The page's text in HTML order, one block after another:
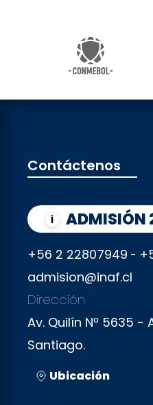
Contáctenos
ADMISIÓN
+56 2 22807949 -
admision@inaf.cl
Dirección
Av. Quilín Nº 5635 -
Santiago.
Ubicación